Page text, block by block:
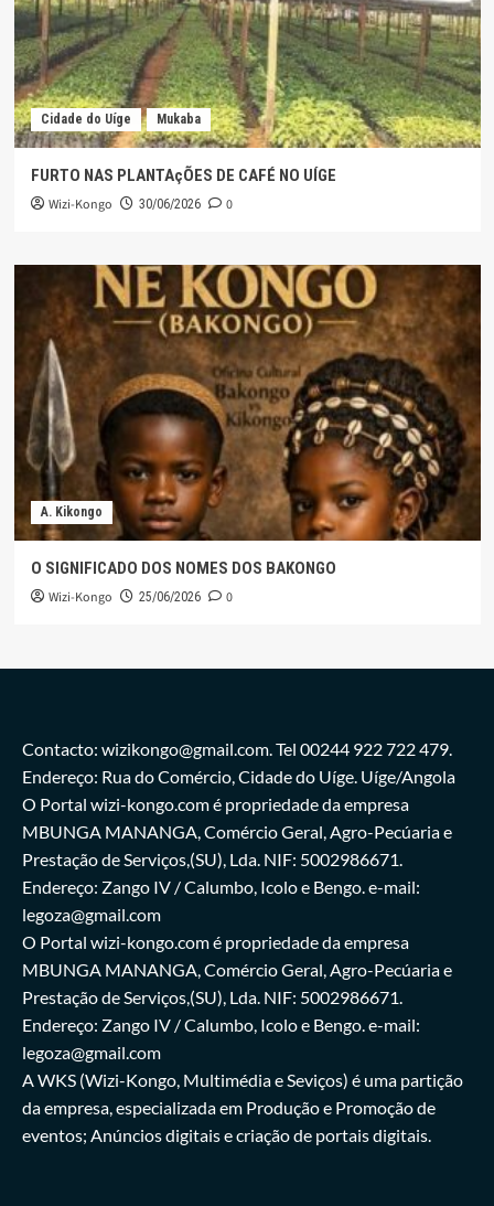
Cidade do Uíge Mukaba
FURTO NAS PLANTAçÕES DE CAFÉ NO UÍGE
Wizi-Kongo 30/06/2026 0
A. Kikongo
O SIGNIFICADO DOS NOMES DOS BAKONGO
Wizi-Kongo 25/06/2026 0
Contacto: wizikongo@gmail.com. Tel 00244 922 722 479.
Endereço: Rua do Comércio, Cidade do Uíge. Uíge/Angola
O Portal wizi-kongo.com é propriedade da empresa
MBUNGA MANANGA, Comércio Geral, Agro-Pecúaria e
Prestação de Serviços,(SU), Lda. NIF: 5002986671.
Endereço: Zango IV / Calumbo, Icolo e Bengo. e-mail:
legoza@gmail.com
O Portal wizi-kongo.com é propriedade da empresa
MBUNGA MANANGA, Comércio Geral, Agro-Pecúaria e
Prestação de Serviços,(SU), Lda. NIF: 5002986671.
Endereço: Zango IV / Calumbo, Icolo e Bengo. e-mail:
legoza@gmail.com
A WKS (Wizi-Kongo, Multimédia e Seviços) é uma partição
da empresa, especializada em Produção e Promoção de
eventos; Anúncios digitais e criação de portais digitais.